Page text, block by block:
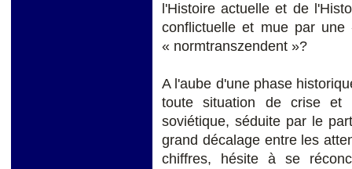
l'Histoire actuelle et de
conflictuelle et mue par
« normtranszendent »?
A l'aube d'une phase
toute situation de crise et
soviétique, séduite par le
grand décalage entre les
chiffres, hésite à se